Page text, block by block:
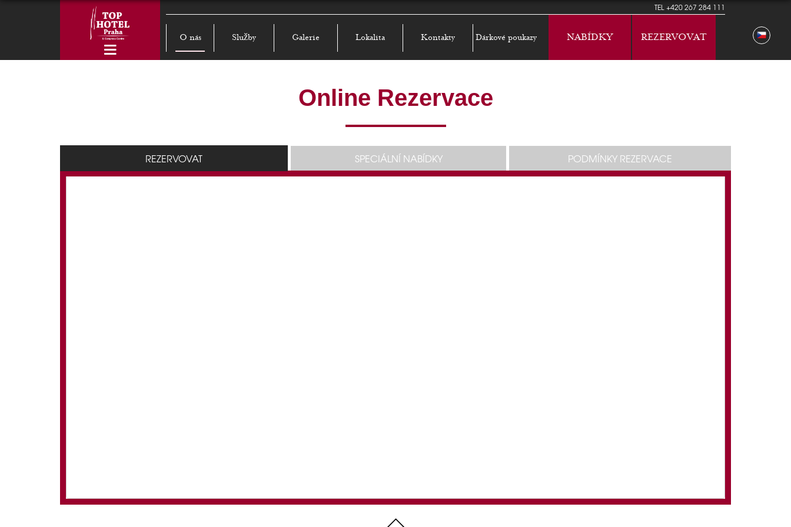
TEL+420 267 284 111
O nás Služby Galerie Lokalita Kontakty Dárkové poukazy NABÍDKY REZERVOVAT
Online Rezervace
REZERVOVAT SPECIÁLNÍ NABÍDKY PODMÍNKY REZERVACE